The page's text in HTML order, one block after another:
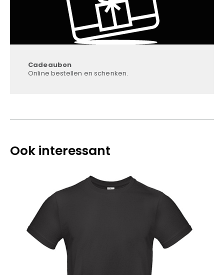
Cadeaubon
Online bestellen en schenken.
Ook interessant